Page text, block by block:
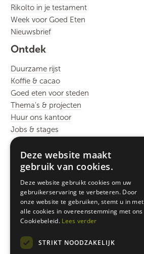
Rikolto in je testament
Week voor Goed Eten
Nieuwsbrief
Ontdek
Duurzame rijst
Koffie & cacao
Goed eten voor steden
Thema's & projecten
Huur ons kantoor
Jobs & stages
Rikolto wereldwijd
Rikolto International
Zuid-Oost Azië
Oost-Afrika
West-Afrika
Latijns-Amerika
Deze website maakt
gebruik van cookies.
Deze website gebruikt cookies om uw
gebruikerservaring te verbeteren. Door
onze website te gebruiken, stemt u in met
alle cookies in overeenstemming met ons
Cookiebeleid. Lees verder
STRIKT NOODZAKELIJK